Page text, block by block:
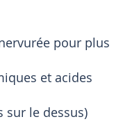
pour plus
et acides
sur le dessus)